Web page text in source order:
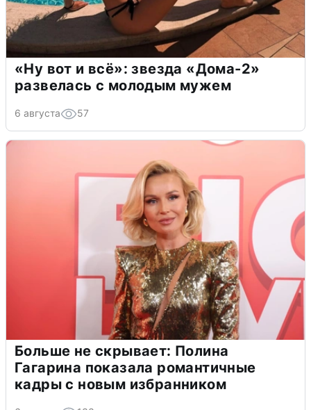
«Ну вот и всё»: звезда «Дома-2»
развелась с молодым мужем
6 августа 57
Больше не скрывает: Полина
Гагарина показала романтичные
кадры с новым избранником